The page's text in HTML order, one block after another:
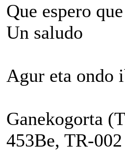
Que espero
Un saludo
Agur eta ondo
Ganekogorta
453Be, TR-